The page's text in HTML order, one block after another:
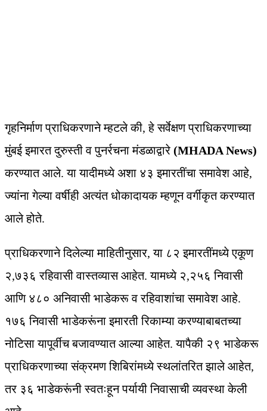
गृहनिर्माण प्राधिकरणाने म्हटले की, हे सर्वेक्षण प्राधिकरणाच्या
मुंबई इमारत दुरुस्ती व पुनर्रचना मंडळाद्वारे (MHADA News)
करण्यात आले. या यादीमध्ये अशा ४३ इमारतींचा समावेश आहे,
ज्यांना गेल्या वर्षीही अत्यंत धोकादायक म्हणून वर्गीकृत करण्यात
आले होते.
प्राधिकरणाने दिलेल्या माहितीनुसार, या ८२ इमारतींमध्ये एकूण
२,७३६ रहिवासी वास्तव्यास आहेत. यामध्ये २,२५६ निवासी
आणि ४८० अनिवासी भाडेकरू व रहिवाशांचा समावेश आहे.
१७६ निवासी भाडेकरूंना इमारती रिकाम्या करण्याबाबतच्या
नोटिसा यापूर्वीच बजावण्यात आल्या आहेत. यापैकी २९ भाडेकरू
प्राधिकरणाच्या संक्रमण शिबिरांमध्ये स्थलांतरित झाले आहेत,
तर ३६ भाडेकरूंनी स्वतःहून पर्यायी निवासाची व्यवस्था केली